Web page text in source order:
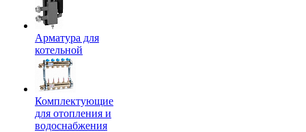
Арматура для
котельной
Комплектующие
для отопления и
водоснабжения